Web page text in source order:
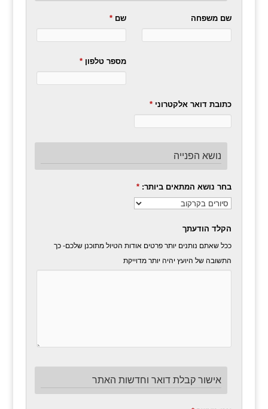
שם* שם משפחה
מספר טלפון*
כתובת דואר אלקטרוני *
נושא הפנייה
בחר נושא המתאים ביותר: *
הקלד הודעתך
ככל שאתם נותנים יותר פרטים אודות הטיול מתוכנן שלכם- כך
התשובה של היועץ יהיה יותר מדוייקת
אישור קבלת דואר וחדשות האתר